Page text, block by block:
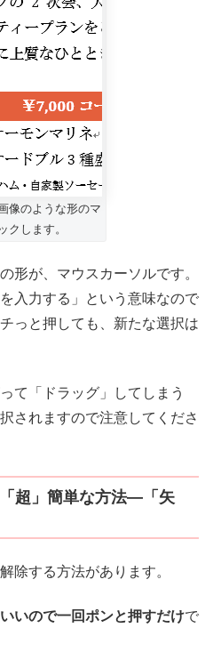
像のような形のマ
クします。
形が、マウスカーソルです。
入力する」という意味なので
っと押しても、新たな選択は
て「ドラッグ」してしまう
されますので注意してくださ
超」簡単な方法―「矢
除する方法があります。
いので一回ポンと押すだけで